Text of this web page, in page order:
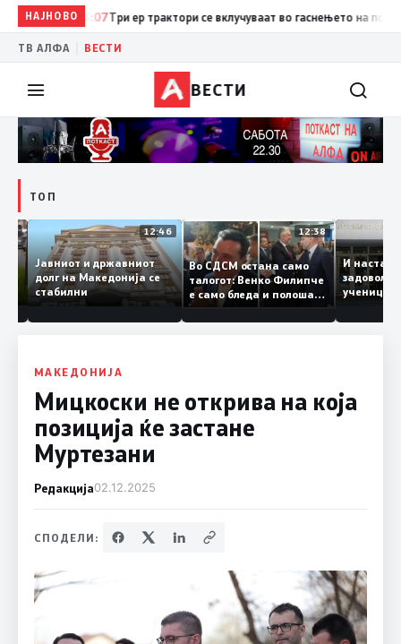
НАЈНОВО
13:07 Три ер трактори се вклучуваат во гаснењето на пожарот
ТВ АЛФА ВЕСТИ
ВЕСТИ
ТОП
12:47
ги
12:46
Јавниот и државниот
долг на Македонија се
стабилни
12:38
Во СДСМ остана само
талогот: Венко Филипче
е само бледа и полоша
копија дури и од Зоран
Заев
И
МАКЕДОНИЈА
Мицкоски не открива на која
позиција ќе застане
Муртезани
Редакција02.12.2025
СПОДЕЛИ: